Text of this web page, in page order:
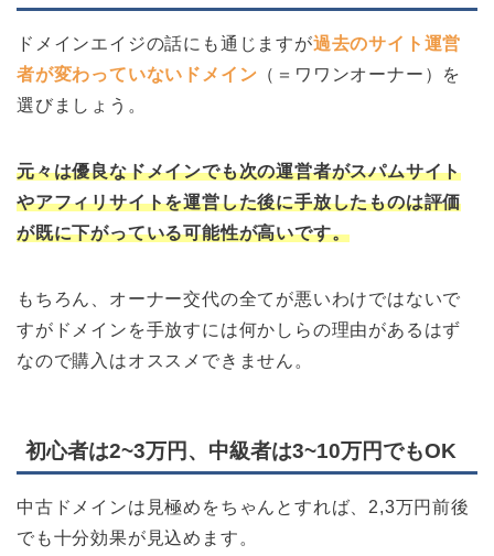
ドメインエイジの話にも通じますが過去のサイト運営
者が変わっていないドメイン （＝ワワンオーナー）を
選びましょう。
元々は優良なドメインでも次の運営者がスパムサイト
やアフィリサイトを運営した後に手放したものは評価
が既に下がっている可能性が高いです。
もちろん、オーナー交代の全てが悪いわけではないで
すがドメインを手放すには何かしらの理由があるはず
なので購入はオススメできません。
初心者は2~3万円、中級者は3~10万円でもOK
中古ドメインは見極めをちゃんとすれば、2,3万円前後
でも十分効果が見込めます。